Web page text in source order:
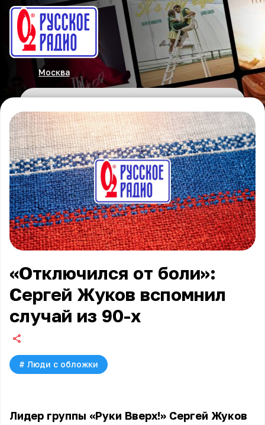
Москва
«Отключился от боли»:
Сергей Жуков вспомнил
случай из 90-х
# Люди с обложки
Лидер группы «Руки Вверх!» Сергей Жуков